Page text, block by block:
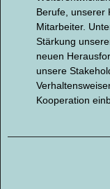
Berufe, unserer
Mitarbeiter.
Stärkung
neuen
unsere
Kooperation